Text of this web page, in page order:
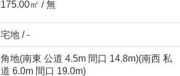
175.00㎡ / 無
宅地 / -
角地(南東 公道 4.5m 間口 14.8m)(南西 私
道 6.0m 間口 19.0m)